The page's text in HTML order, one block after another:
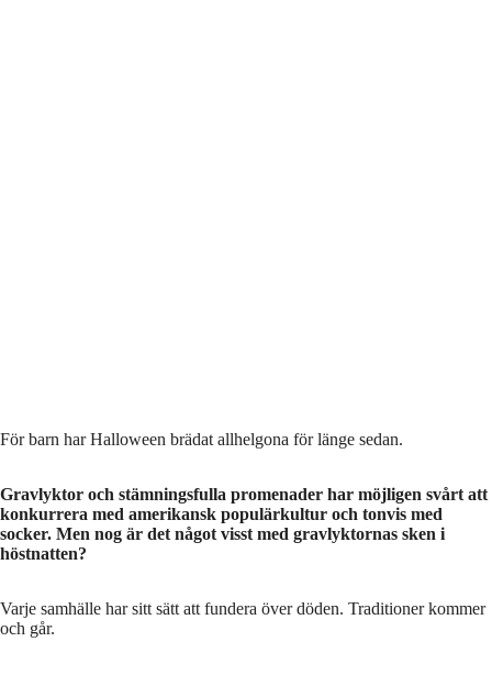
För barn har Halloween brädat allhelgona för länge sedan.
Gravlyktor och stämningsfulla promenader har möjligen svårt att
konkurrera med amerikansk populärkultur och tonvis med
socker. Men nog är det något visst med gravlyktornas sken i
höstnatten?
Varje samhälle har sitt sätt att fundera över döden. Traditioner kommer
och går.